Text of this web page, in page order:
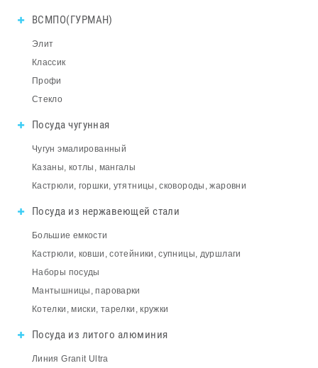
ВСМПО(ГУРМАН)
Элит
Классик
Профи
Стекло
Посуда чугунная
Чугун эмалированный
Казаны, котлы, мангалы
Кастрюли, горшки, утятницы, сковороды, жаровни
Посуда из нержавеющей стали
Большие емкости
Кастрюли, ковши, сотейники, супницы, дуршлаги
Наборы посуды
Мантышницы, пароварки
Котелки, миски, тарелки, кружки
Посуда из литого алюминия
Линия Granit Ultra